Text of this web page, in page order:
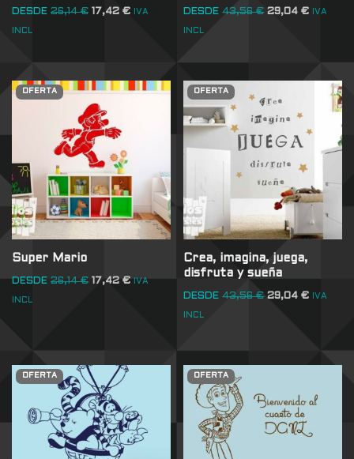
DESDE 26,14€ 17,42 € IVA
INCL
DESDE 43,56€ 29,04€ IVA
INCL
OFERTA
Super Mario
DESDE 26,14€ 17,42€ IVA
INCL
OFERTA
Crea, imagina, juega,
disfruta y sueña
DESDE 43,56€ 29,04€ IVA
INCL
OFERTA OFERTA